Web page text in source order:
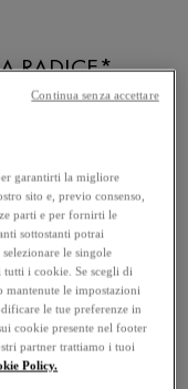
RADICE*
di utilizzo della
garantirti la migliore
sito e, previo consenso,
parti e per fornirti le
sottostanti potrai
le singole
tutti i cookie. Se scegli di
mantenute le impostazioni
le tue preferenze in
cookie presente nel footer
partner trattiamo i tuoi
Policy.
Continua senza accettare